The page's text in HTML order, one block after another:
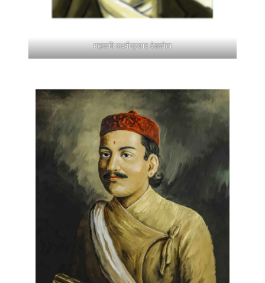
महाकवि लक्ष्मीप्रसाद देवकोटा